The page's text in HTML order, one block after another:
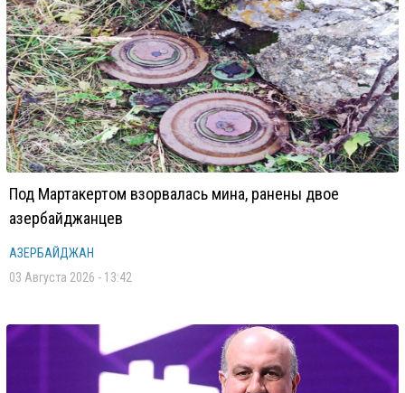
Под Мартакертом взорвалась мина, ранены двое
азербайджанцев
АЗЕРБАЙДЖАН
03 Августа 2026 - 13:42